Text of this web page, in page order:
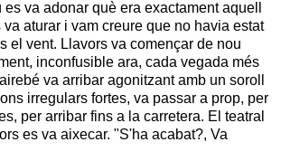
va adonar què era exactament aquell
aturar i vam creure que no havia estat
el vent. Llavors va començar de nou
inconfusible ara, cada vegada més
va arribar agonitzant amb un soroll
irregulars fortes, va passar a prop, per
per arribar fins a la carretera. El teatral
es va aixecar. "S'ha acabat?, Va